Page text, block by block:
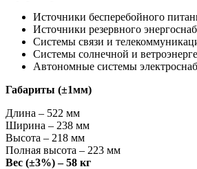
Источники бесперебойного
Источники резервного
Системы связи и
Системы солнечной и
Автономные системы
Габариты (±1мм)
Длина – 522 мм
Ширина – 238 мм
Высота – 218 мм
Полная высота – 223 мм
Вес (±3%) – 58 кг